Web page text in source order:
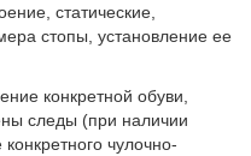
статические,
стопы, установление ее
конкретной обуви,
следы (при наличии
чулочно-